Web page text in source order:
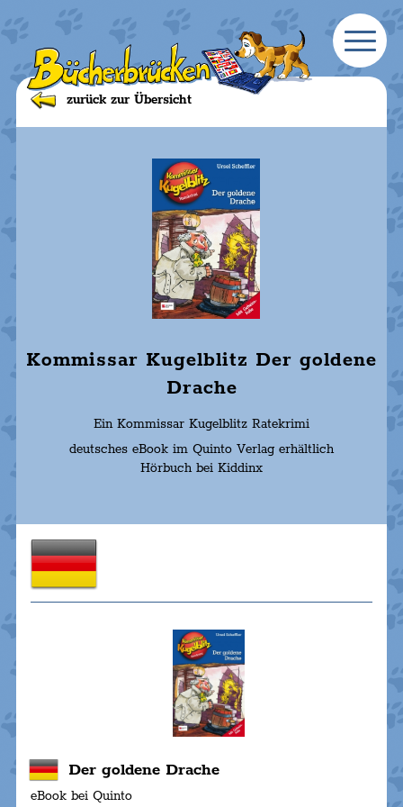
zurück zur Übersicht
Kommissar Kugelblitz Der goldene
Drache
Ein Kommissar Kugelblitz Ratekrimi
deutsches eBook im Quinto Verlag erhältlich
Hörbuch bei Kiddinx
Der goldene Drache
eBook bei Quinto